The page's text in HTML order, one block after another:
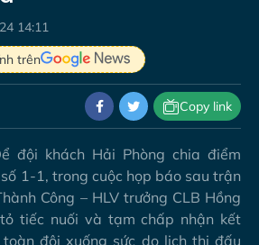
14:11
trên
Copy link
đội khách Hải Phòng chia điểm
1-1, trong cuộc họp báo sau trận
Công – HLV trưởng CLB Hồng
tiếc nuối và tạm chấp nhận kết
đội xuống sức do lịch thi đấu